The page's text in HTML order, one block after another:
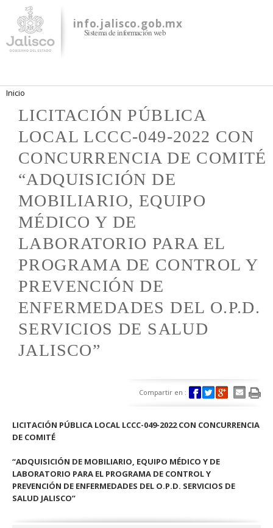
contenido
principal
info.jalisco.gob.mx
Sistema de información web
Se encuentra usted aquí
Inicio
LICITACIÓN PÚBLICA
LOCAL LCCC-049-2022 CON
CONCURRENCIA DE COMITÉ
“ADQUISICIÓN DE
MOBILIARIO, EQUIPO
MÉDICO Y DE
LABORATORIO PARA EL
PROGRAMA DE CONTROL Y
PREVENCIÓN DE
ENFERMEDADES DEL O.P.D.
SERVICIOS DE SALUD
JALISCO”
Compartir en :
LICITACIÓN PÚBLICA LOCAL LCCC-049-2022 CON CONCURRENCIA
DE COMITÉ
“ADQUISICIÓN DE MOBILIARIO, EQUIPO MÉDICO Y DE
LABORATORIO PARA EL PROGRAMA DE CONTROL Y
PREVENCIÓN DE ENFERMEDADES DEL O.P.D. SERVICIOS DE
SALUD JALISCO”